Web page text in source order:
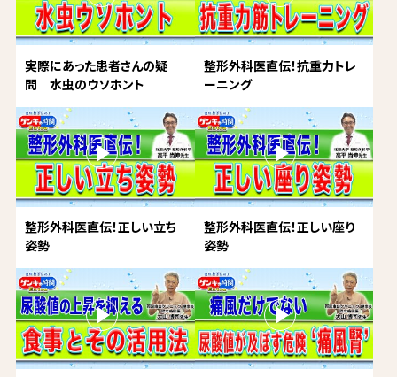
実際にあった患者さんの疑
問 水虫のウソホント
整形外科医直伝！抗重力トレ
ーニング
整形外科医直伝！正しい立ち
姿勢
整形外科医直伝！正しい座り
姿勢